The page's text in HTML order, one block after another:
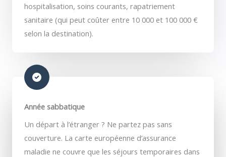
hospitalisation, soins courants, rapatriement
sanitaire (qui peut coûter entre 10 000 et 100 000 €
selon la destination).
Année sabbatique
Un départ à l’étranger ? Ne partez pas sans
couverture. La carte européenne d’assurance
maladie ne couvre que les séjours temporaires dans